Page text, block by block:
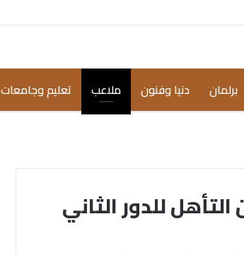
برلمان دنيا وفنون ملاعب تعليم وجامعات
للدور الثاني